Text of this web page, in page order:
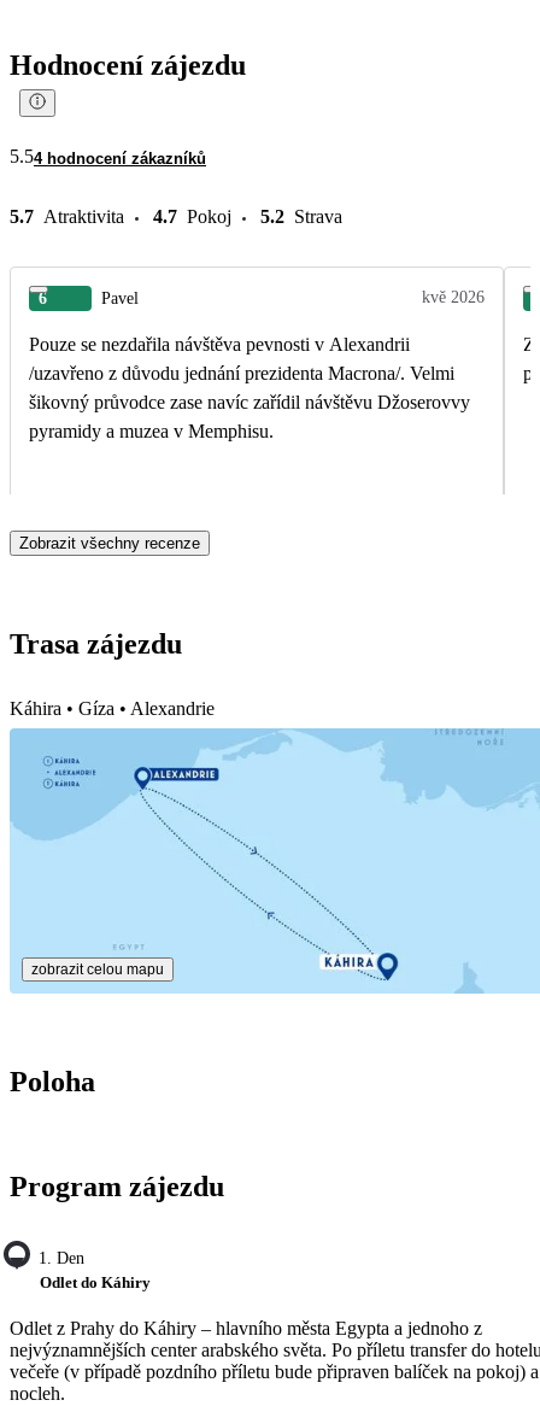
Hodnocení zájezdu
5.54 hodnocení zákazníků
5.7 Atraktivita 4.7 Pokoj 5.2 Strava
6 Pavel kvě 2026
Pouze se nezdařila návštěva pevnosti v Alexandrii
/uzavřeno z důvodu jednání prezidenta Macrona/. Velmi
šikovný průvodce zase navíc zařídil návštěvu Džoserovvy
pyramidy a muzea v Memphisu.
Zobrazit všechny recenze
Trasa zájezdu
Káhira • Gíza • Alexandrie
zobrazit celou mapu
Poloha
Program zájezdu
1. Den
Odlet do Káhiry
Odlet z Prahy do Káhiry – hlavního města Egypta a jednoho z
nejvýznamnějších center arabského světa. Po příletu transfer do
večeře (v případě pozdního příletu bude připraven balíček na pokoj) a
nocleh.